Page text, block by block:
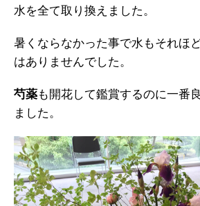
水を全て取り換えました。
暑くならなかった事で水もそれほ
はありませんでした。
芍薬も開花して鑑賞するのに一番
ました。